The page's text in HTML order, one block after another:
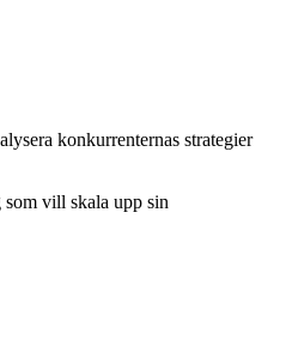
konkurrenternas strategier
vill skala upp sin